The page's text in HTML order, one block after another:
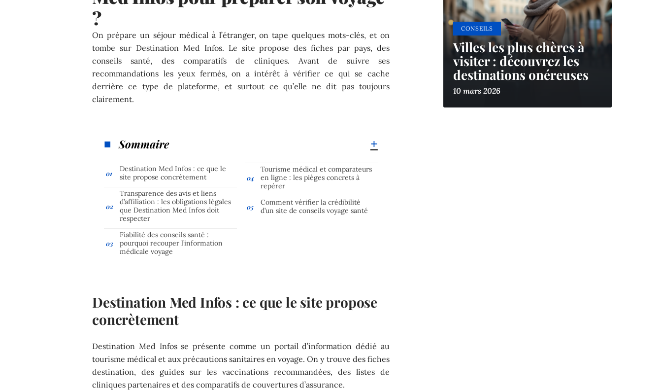
?
On prépare un séjour médical à l’étranger, on tape quelques mots-clés, et on
tombe sur Destination Med Infos. Le site propose des fiches par pays, des
conseils santé, des comparatifs de cliniques. Avant de suivre ses
recommandations les yeux fermés, on a intérêt à vérifier ce qui se cache
derrière ce type de plateforme, et surtout ce qu’elle ne dit pas toujours
clairement.
Sommaire
Destination Med Infos : ce que le
site propose concrètement
Transparence des avis et liens
d’affiliation : les obligations légales
que Destination Med Infos doit
respecter
Fiabilité des conseils santé :
pourquoi recouper l’information
médicale voyage
Tourisme médical et comparateurs
en ligne : les pièges concrets à
repérer
Comment vérifier la crédibilité
d’un site de conseils voyage santé
Destination Med Infos : ce que le site propose
concrètement
Destination Med Infos se présente comme un portail d’information dédié au
tourisme médical et aux précautions sanitaires en voyage. On y trouve des fiches
destination, des guides sur les vaccinations recommandées, des listes de
cliniques partenaires et des comparatifs de couvertures d’assurance.
CONSEILS
Villes les plus chères à
visiter : découvrez les
destinations onéreuses
10 mars 2026